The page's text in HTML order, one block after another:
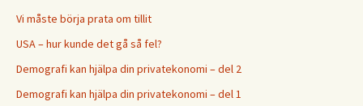
Vi måste börja prata om tillit
USA – hur kunde det gå så fel?
Demografi kan hjälpa din privatekonomi – del 2
Demografi kan hjälpa din privatekonomi – del 1